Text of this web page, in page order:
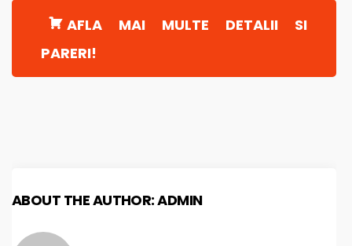
AFLA MAI MULTE DETALII SI
PARERI!
ABOUT THE AUTHOR:ADMIN